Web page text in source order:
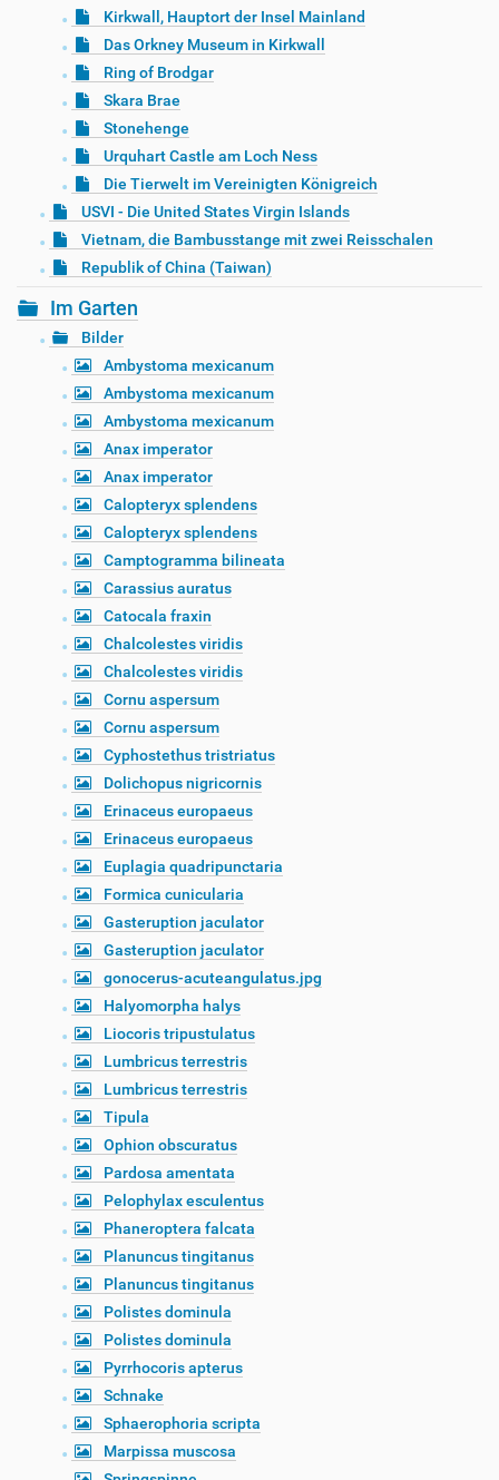
Kirkwall, Hauptort der Insel Mainland
Das Orkney Museum in Kirkwall
Ring of Brodgar
Skara Brae
Stonehenge
Urquhart Castle am Loch Ness
Die Tierwelt im Vereinigten Königreich
USVI - Die United States Virgin Islands
Vietnam, die Bambusstange mit zwei Reisschalen
Republik of China (Taiwan)
Im Garten
Bilder
Ambystoma mexicanum
Ambystoma mexicanum
Ambystoma mexicanum
Anax imperator
Anax imperator
Calopteryx splendens
Calopteryx splendens
Camptogramma bilineata
Carassius auratus
Catocala fraxin
Chalcolestes viridis
Chalcolestes viridis
Cornu aspersum
Cornu aspersum
Cyphostethus tristriatus
Dolichopus nigricornis
Erinaceus europaeus
Erinaceus europaeus
Euplagia quadripunctaria
Formica cunicularia
Gasteruption jaculator
Gasteruption jaculator
gonocerus-acuteangulatus.jpg
Halyomorpha halys
Liocoris tripustulatus
Lumbricus terrestris
Lumbricus terrestris
Tipula
Ophion obscuratus
Pardosa amentata
Pelophylax esculentus
Phaneroptera falcata
Planuncus tingitanus
Planuncus tingitanus
Polistes dominula
Polistes dominula
Pyrrhocoris apterus
Schnake
Sphaerophoria scripta
Marpissa muscosa